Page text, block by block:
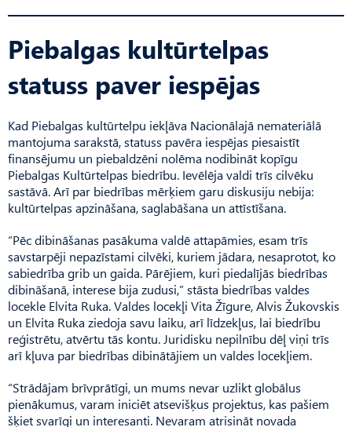
Piebalgas kultūrtelpas
statuss paver iespējas
Kad Piebalgas kultūrtelpu iekļāva Nacionālajā nemateriālā
mantojuma sarakstā, statuss pavēra iespējas piesaistīt
finansējumu un piebaldzēni nolēma nodibināt kopīgu
Piebalgas Kultūr­telpas biedrību. Ievēlēja valdi trīs cilvēku
sastāvā. Arī par biedrības mērķiem garu diskusiju nebija:
kultūrtelpas apzināšana, saglabāšana un attīstīšana.
“Pēc dibināšanas pasākuma valdē attapāmies, esam trīs
savstarpēji nepazīstami cilvēki, kuriem jādara, nesaprotot, ko
sabiedrība grib un gaida. Pārējiem, kuri piedalījās biedrības
dibināšanā, interese bija zudusi,” stāsta biedrības valdes
locekle Elvita Ruka. Valdes locekļi Vita Žīgure, Alvis Žukovskis
un Elvita Ruka ziedoja savu laiku, arī līdzekļus, lai biedrību
reģistrētu, atvērtu tās kontu. Juridisku nepilnību dēļ viņi trīs
arī kļuva par biedrības dibinātājiem un valdes locekļiem.
“Strādājam brīvprātīgi, un mums nevar uzlikt globālus
pienākumus, varam iniciēt atsevišķus projektus, kas pašiem
šķiet svarīgi un interesanti. Nevaram atrisināt novada